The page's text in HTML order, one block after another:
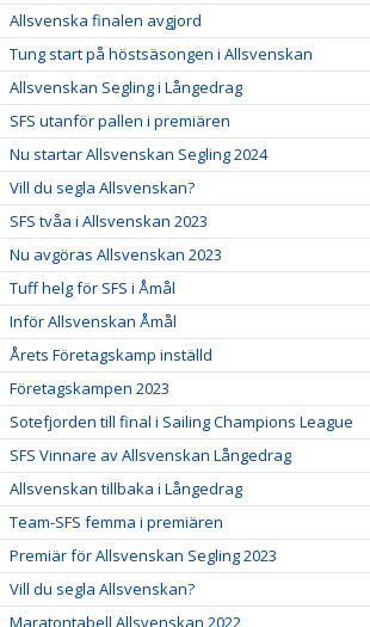
Allsvenska finalen avgjord
Tung start på höstsäsongen i Allsvenskan
Allsvenskan Segling i Långedrag
SFS utanför pallen i premiären
Nu startar Allsvenskan Segling 2024
Vill du segla Allsvenskan?
SFS tvåa i Allsvenskan 2023
Nu avgöras Allsvenskan 2023
Tuff helg för SFS i Åmål
Inför Allsvenskan Åmål
Årets Företagskamp inställd
Företagskampen 2023
Sotefjorden till final i Sailing Champions League
SFS Vinnare av Allsvenskan Långedrag
Allsvenskan tillbaka i Långedrag
Team-SFS femma i premiären
Premiär för Allsvenskan Segling 2023
Vill du segla Allsvenskan?
Maratontabell Allsvenskan 2022